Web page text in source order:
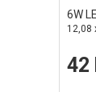
6W
12,08
42